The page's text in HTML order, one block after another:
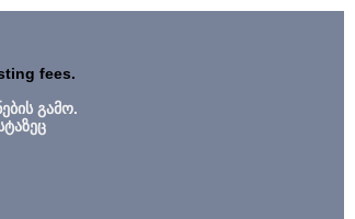
fees.
გამო.